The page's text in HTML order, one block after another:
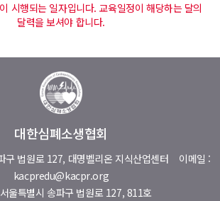
시행되는 일자입니다. 교육일정이 해당하는 달의
달력을 보셔야 합니다.
대한심폐소생협회
구 법원로 127, 대명벨리온 지식산업센터 이메일 :
kacpredu@kacpr.org
서울특별시 송파구 법원로 127, 811호